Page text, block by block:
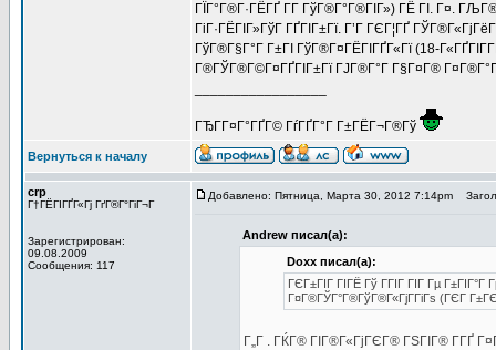
ГЇГ°Г®Г·ГЁГҐ Г­Г ГўГ®Г°Г®ГІГ») ГЁ ГІ. Г¤.
ГіГ·ГЁГІГ»ГўГ ГҐГІГ±Гї. Г’Г ГЄГ¦ГҐ
ГўГ®Г§Г°Г Г±ГІ ГўГ®Г¤ГЁГІГҐГ«Гї (18-
Г®ГЎГ®Г©Г¤ГҐГІГ±Гї ГЈГ®Г°Г Г§Г¤Г®
ГЂГ­Г¤Г°ГҐГ© ГѓГҐГ°Г Г±ГЁГ¬Г®Гў
Вернуться к началу
crp
Г†ГЁГІГҐГ«Гј ГґГ®Г°ГіГ¬Г
Зарегистрирован:
09.08.2009
Сообщения: 117
Добавлено: Пятница, Марта 30, 2012 7:14pm
Andrew писал(а):
Doxx писал(а):
ГЄГ±ГІГ ГІГЁ Гў ГГІГ ГІГ Гµ
Г¤Г®ГЎГ°Г®ГўГ®Г«ГјГ­ГіГѕ (ГЄГ
Г„Г . ГЌГ® ГІГ®Г«ГјГЄГ® ГЅГІГ® Г­ГҐ